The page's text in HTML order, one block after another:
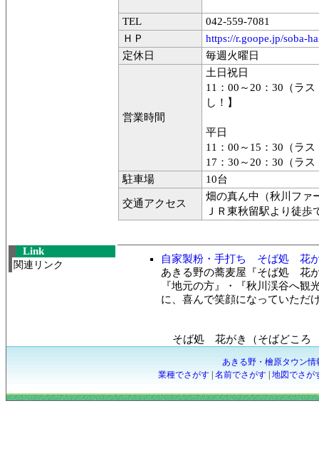
TEL
042-
ＨＰ
https://r.goope.jp/soba-
定休日
毎週火曜日
営業時間
土日祝日
11：00～20：30（ラ
し！】
平日
11：00～15：30（ラ
17：30～20：30（ラ
駐車場
10台
交通アクセス
畑の真ん中（秋川ファ
ＪＲ東秋留駅より徒歩
Link
関連リンク
自家製粉・手打ち そば処 花が
あきる野の蕎麦屋『そば処 花
『地元の方』・『秋川渓谷へ
に、喜んで笑顔になっていただ
そば処 花がき（そばどころ
あきる野・檜原タウン情
業種でさがす 名前でさがす 地図でさが